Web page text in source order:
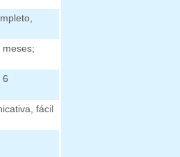
meses;
6
fácil